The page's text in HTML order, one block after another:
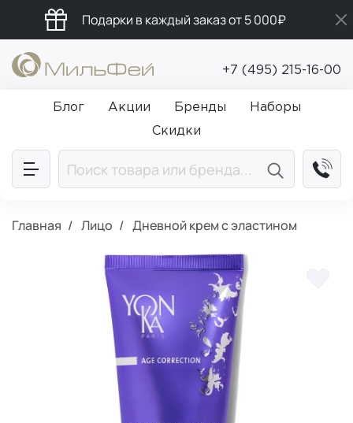
Подарки в каждый заказ от 5 000₽
Промокод ПРИВЕТ
Бесплатная доставка от 5 000₽
+7 (495) 215-16-00
Блог Акции Бренды
Наборы
Скидки
Главная Лицо Дневной крем с эластином